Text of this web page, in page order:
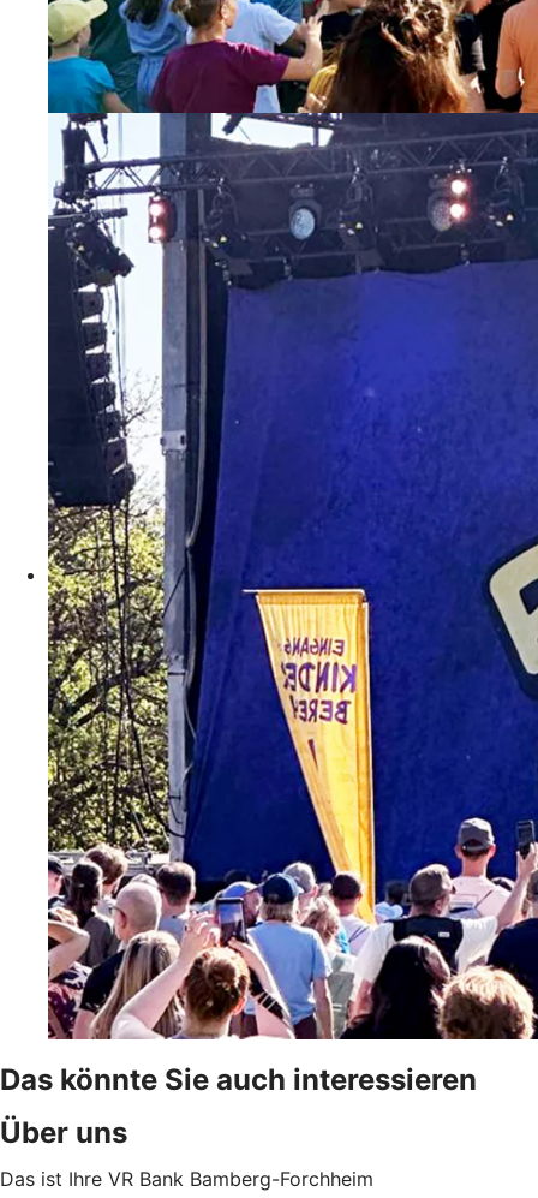
Das könnte Sie auch interessieren
Über uns
Das ist Ihre VR Bank Bamberg-Forchheim